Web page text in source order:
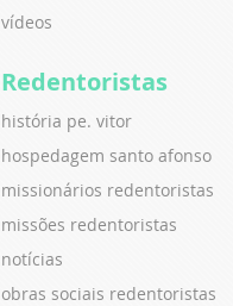
vídeos
Redentoristas
história pe. vitor
hospedagem santo afonso
missionários redentoristas
missões redentoristas
notícias
obras sociais redentoristas